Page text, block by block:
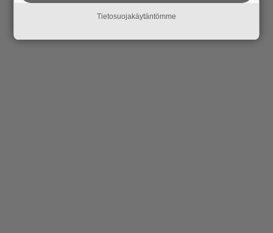
Tietosuojakäytäntömme